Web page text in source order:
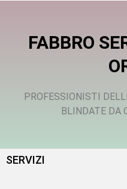
FABBRO
PROFESSIONISTI
BLINDATE DA
SERVIZI